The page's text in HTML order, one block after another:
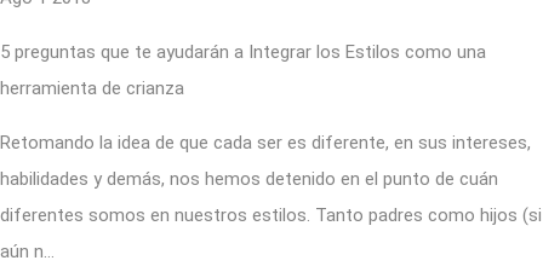
5 preguntas que te ayudarán a Integrar los Estilos como una
herramienta de crianza
Retomando la idea de que cada ser es diferente, en sus intereses,
habilidades y demás, nos hemos detenido en el punto de cuán
diferentes somos en nuestros estilos. Tanto padres como hijos (si
aún n…